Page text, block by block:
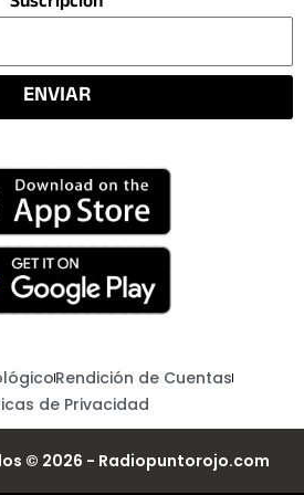
ENVIAR
Rendición de Cuentas
de Privacidad
© 2026 - Radiopuntorojo.com